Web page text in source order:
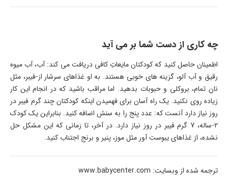
چه کاری از دست شما بر می آید
اطمینان حاصل کنید که کودکتان مایعاتِ کافی دریافت می کند: آب، آب میوه
رقیق و آب آلو، گزینه های خوبی هستند. به او غذاهای سرشار از-فیبر، مثل
نانِ تمام، بروکلی و حبوبات بدهید. اما مراقب باشید که در انجام این کار
زیاده روی نکنید. یک راه آسان برای فهمیدن اینکه کودکتان چند گرم فیبر در
روز نیاز دارد آنست که: عدد پنج را به سنش اضافه کنید. بنابراین یک کودک
2-ساله، 7 گرم فیبر در روز نیاز دارد. در آخر، تا زمانی که این مشکل حل
نشده، از غذاهای یبوست آور مثل موز، پنیر و برنج اجتناب کنید.
ترجمه شده از وبسایت: www.babycenter.com